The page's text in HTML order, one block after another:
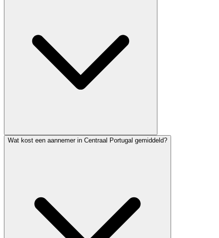
Wat kost een aannemer in Centraal Portugal gemiddeld?